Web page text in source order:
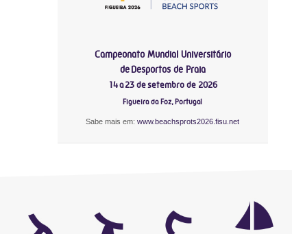
Campeonato Mundial Universitário
de Desportos de Praia
14 a 23 de setembro de 2026
Figueira da Foz, Portugal
Sabe mais em:www.beachsprots2026.fisu.net